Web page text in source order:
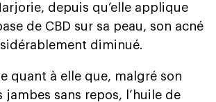
depuis qu’elle applique
de CBD sur sa peau, son acné
diminué.
quant à elle que, malgré son
jambes sans repos, l’huile de